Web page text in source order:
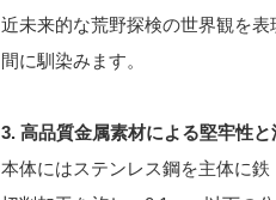
近未来的な荒野探検の世界観を
間に馴染みます。
3. 高品質金属素材による堅牢性と
本体にはステンレス鋼を主体に